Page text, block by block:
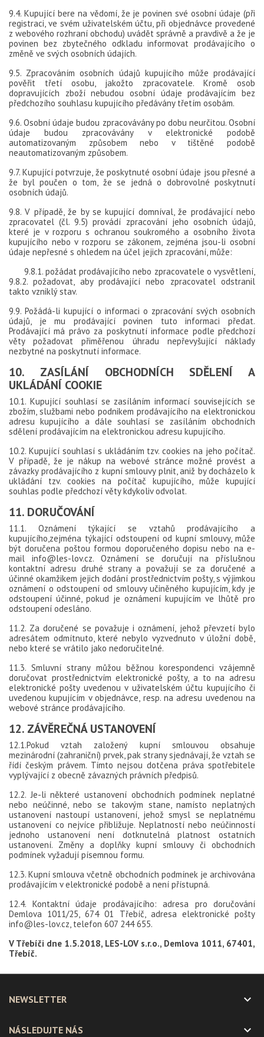
9.4. Kupující bere na vědomí, že je povinen své osobní údaje (při
registraci, ve svém uživatelském účtu, při objednávce provedené
z webového rozhraní obchodu) uvádět správně a pravdivě a že je
povinen bez zbytečného odkladu informovat prodávajícího o
změně ve svých osobních údajích.
9.5. Zpracováním osobních údajů kupujícího může prodávající
pověřit třetí osobu, jakožto zpracovatele. Kromě osob
dopravujících zboží nebudou osobní údaje prodávajícím bez
předchozího souhlasu kupujícího předávány třetím osobám.
9.6. Osobní údaje budou zpracovávány po dobu neurčitou. Osobní
údaje budou zpracovávány v elektronické podobě
automatizovaným způsobem nebo v tištěné podobě
neautomatizovaným způsobem.
9.7. Kupující potvrzuje, že poskytnuté osobní údaje jsou přesné a
že byl poučen o tom, že se jedná o dobrovolné poskytnutí
osobních údajů.
9.8. V případě, že by se kupující domníval, že prodávající nebo
zpracovatel (čl. 9.5) provádí zpracování jeho osobních údajů,
které je v rozporu s ochranou soukromého a osobního života
kupujícího nebo v rozporu se zákonem, zejména jsou-li osobní
údaje nepřesné s ohledem na účel jejich zpracování, může:
9.8.1. požádat prodávajícího nebo zpracovatele o vysvětlení,
9.8.2. požadovat, aby prodávající nebo zpracovatel odstranil
takto vzniklý stav.
9.9. Požádá-li kupující o informaci o zpracování svých osobních
údajů, je mu prodávající povinen tuto informaci předat.
Prodávající má právo za poskytnutí informace podle předchozí
věty požadovat přiměřenou úhradu nepřevyšující náklady
nezbytné na poskytnutí informace.
10. ZASÍLÁNÍ OBCHODNÍCH SDĚLENÍ A
UKLÁDÁNÍ COOKIE
10.1. Kupující souhlasí se zasíláním informací souvisejících se
zbožím, službami nebo podnikem prodávajícího na elektronickou
adresu kupujícího a dále souhlasí se zasíláním obchodních
sdělení prodávajícím na elektronickou adresu kupujícího.
10.2. Kupující souhlasí s ukládáním tzv. cookies na jeho počítač.
V případě, že je nákup na webové stránce možné provést a
závazky prodávajícího z kupní smlouvy plnit, aniž by docházelo k
ukládání tzv. cookies na počítač kupujícího, může kupující
souhlas podle předchozí věty kdykoliv odvolat.
11. DORUČOVÁNÍ
11.1. Oznámení týkající se vztahů prodávajícího a
kupujícího,zejména týkající odstoupení od kupní smlouvy, může
být doručena poštou formou doporučeného dopisu nebo na e-
mail info@les-lov.cz. Oznámení se doručují na příslušnou
kontaktní adresu druhé strany a považují se za doručené a
účinné okamžikem jejich dodání prostřednictvím pošty, s výjimkou
oznámení o odstoupení od smlouvy učiněného kupujícím, kdy je
odstoupení účinné, pokud je oznámení kupujícím ve lhůtě pro
odstoupení odesláno.
11.2. Za doručené se považuje i oznámení, jehož převzetí bylo
adresátem odmítnuto, které nebylo vyzvednuto v úložní době,
nebo které se vrátilo jako nedoručitelné.
11.3. Smluvní strany můžou běžnou korespondenci vzájemně
doručovat prostřednictvím elektronické pošty, a to na adresu
elektronické pošty uvedenou v uživatelském účtu kupujícího či
uvedenou kupujícím v objednávce, resp. na adresu uvedenou na
webové stránce prodávajícího.
12. ZÁVĚREČNÁ USTANOVENÍ
12.1.Pokud vztah založený kupní smlouvou obsahuje
mezinárodní (zahraniční) prvek, pak strany sjednávají, že vztah se
řídí českým právem. Tímto nejsou dotčena práva spotřebitele
vyplývající z obecně závazných právních předpisů.
12.2. Je-li některé ustanovení obchodních podmínek neplatné
nebo neúčinné, nebo se takovým stane, namísto neplatných
ustanovení nastoupí ustanovení, jehož smysl se neplatnému
ustanovení co nejvíce přibližuje. Neplatností nebo neúčinností
jednoho ustanovení není dotknutelná platnost ostatních
ustanovení. Změny a doplňky kupní smlouvy či obchodních
podmínek vyžadují písemnou formu.
12.3. Kupní smlouva včetně obchodních podmínek je archivována
prodávajícím v elektronické podobě a není přístupná.
12.4. Kontaktní údaje prodávajícího: adresa pro doručování
Demlova 1011/25, 674 01 Třebíč, adresa elektronické pošty
info@les-lov.cz, telefon 607 244 655.
V Třebíči dne 1.5.2018, LES-LOV s.r.o., Demlova 1011, 67401,
Třebíč.
NEWSLETTER 
NÁSLEDUJTE NÁS 